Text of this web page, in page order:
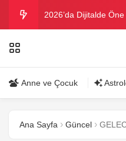
2026’da Dijitalde Öne
Danla Bilic ile
Anne ve Çocuk
Ana Sayfa Güncel